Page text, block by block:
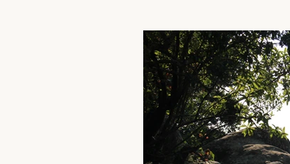
Equilibre horomonal